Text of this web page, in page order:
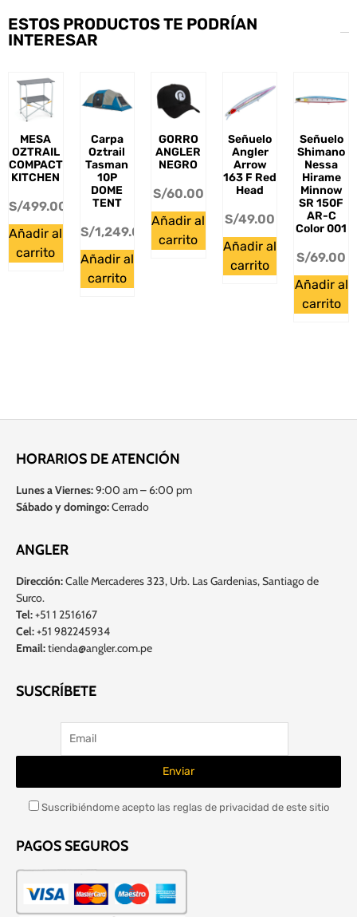
ESTOS PRODUCTOS TE PODRÍAN
INTERESAR
MESA
OZTRAIL
COMPACT
KITCHEN
S/499.00
Añadir al
carrito
Carpa
Oztrail
Tasman
10P
DOME
TENT
S/1,249.00
Añadir al
carrito
GORRO
ANGLER
NEGRO
S/60.00
Añadir al
carrito
Señuelo
Angler
Arrow
163 F Red
Head
S/49.00
Añadir al
carrito
Señuelo
Shimano
Nessa
Hirame
Minnow
SR 150F
AR-C
Color 001
S/69.00
Añadir al
carrito
HORARIOS DE ATENCIÓN
Lunes a Viernes:9:00 am – 6:00 pm
Sábado y domingo:Cerrado
ANGLER
Dirección:Calle Mercaderes 323, Urb. Las Gardenias, Santiago de
Surco.
Tel:+51 1 2516167
Cel:+51 982245934
Email:tienda@angler.com.pe
SUSCRÍBETE
Suscribiéndome acepto las reglas de privacidad de este sitio
PAGOS SEGUROS